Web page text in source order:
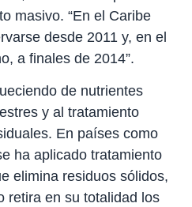
masivo. “En el Caribe
desde 2011 y, en el
a finales de 2014”.
de nutrientes
y al tratamiento
En países como
ha aplicado tratamiento
elimina residuos sólidos,
retira en su totalidad los